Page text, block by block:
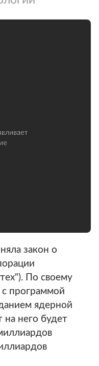
закон о
По своему
программой
ядерной
на него будет